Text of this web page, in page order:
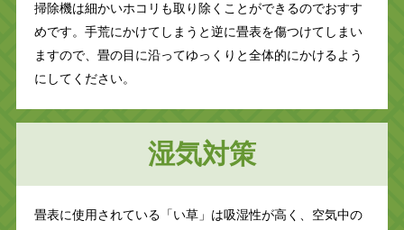
掃除機は細かいホコリも取り除くことができるのでおすす
めです。手荒にかけてしまうと逆に畳表を傷つけてしまい
ますので、畳の目に沿ってゆっくりと全体的にかけるよう
にしてください。
湿気対策
畳表に使用されている「い草」は吸湿性が高く、空気中の